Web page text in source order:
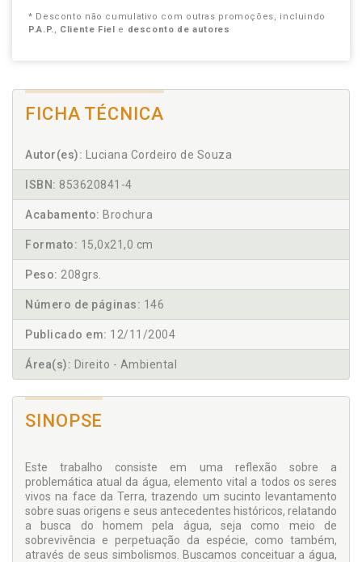
* Desconto não cumulativo com outras promoções, incluindo
P.A.P., Cliente Fiel e desconto de autores
FICHA TÉCNICA
Autor(es): Luciana Cordeiro de Souza
ISBN: 853620841-4
Acabamento: Brochura
Formato: 15,0x21,0 cm
Peso: 208grs.
Número de páginas: 146
Publicado em: 12/11/2004
Área(s): Direito - Ambiental
SINOPSE
Este trabalho consiste em uma reflexão sobre a
problemática atual da água, elemento vital a todos os seres
vivos na face da Terra, trazendo um sucinto levantamento
sobre suas origens e seus antecedentes históricos, relatando
a busca do homem pela água, seja como meio de
sobrevivência e perpetuação da espécie, como também,
através de seus simbolismos. Buscamos conceituar a água,